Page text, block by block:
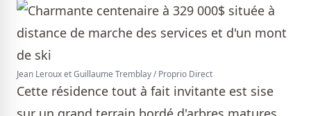
Jean Leroux et Guillaume Tremblay / Proprio Direct
Cette résidence tout à fait invitante est sise